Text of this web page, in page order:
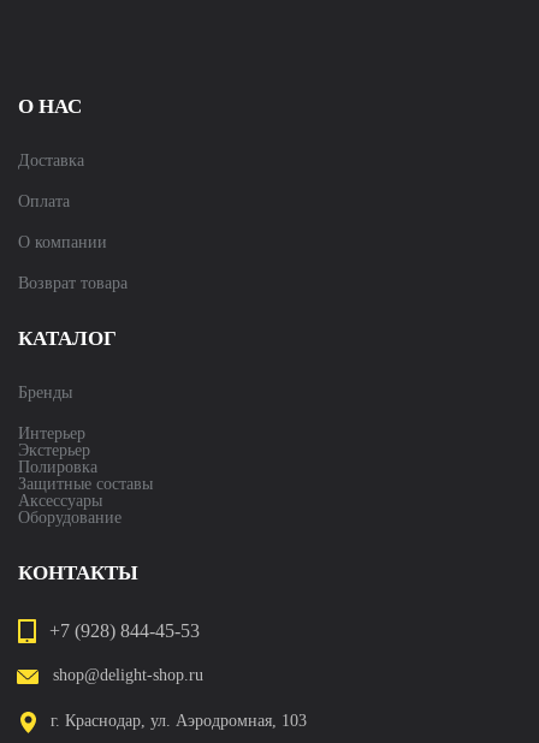
О НАС
Доставка
Оплата
О компании
Возврат товара
КАТАЛОГ
Бренды
Интерьер
Экстерьер
Полировка
Защитные составы
Аксессуары
Оборудование
КОНТАКТЫ
+7 (928) 844-45-53
shop@delight-shop.ru
г. Краснодар, ул. Аэродромная, 103